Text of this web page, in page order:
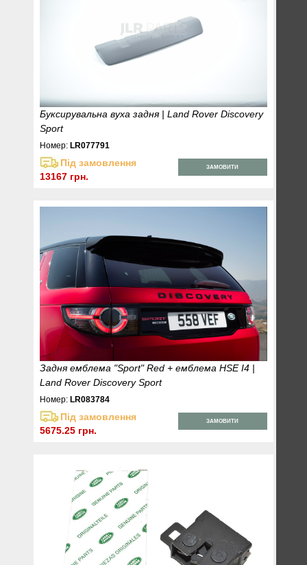
Буксирувальна вуха задня | Land Rover Discovery
Sport
Номер:LR077791
Під замовлення
13167 грн.
ЗАМОВИТИ
Задня емблема "Sport" Red + емблема HSE I4 |
Land Rover Discovery Sport
Номер: LR083784
Під замовлення
5675.25 грн.
ЗАМОВИТИ